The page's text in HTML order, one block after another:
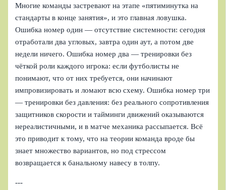
Многие команды застревают на этапе «пятиминутка на
стандарты в конце занятия», и это главная ловушка.
Ошибка номер один — отсутствие системности: сегодня
отработали два угловых, завтра один аут, а потом две
недели ничего. Ошибка номер два — тренировки без
чёткой роли каждого игрока: если футболисты не
понимают, что от них требуется, они начинают
импровизировать и ломают всю схему. Ошибка номер три
— тренировки без давления: без реального сопротивления
защитников скорости и тайминги движений оказываются
нереалистичными, и в матче механика рассыпается. Всё
это приводит к тому, что на теории команда вроде бы
знает множество вариантов, но под стрессом
возвращается к банальному навесу в толпу.
---